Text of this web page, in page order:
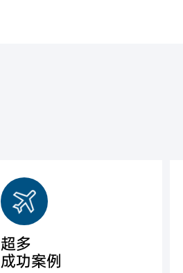
超多
成功案例